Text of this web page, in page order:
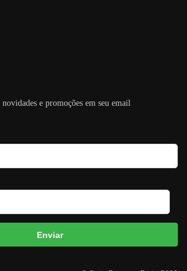
novidades e promoções em seu email